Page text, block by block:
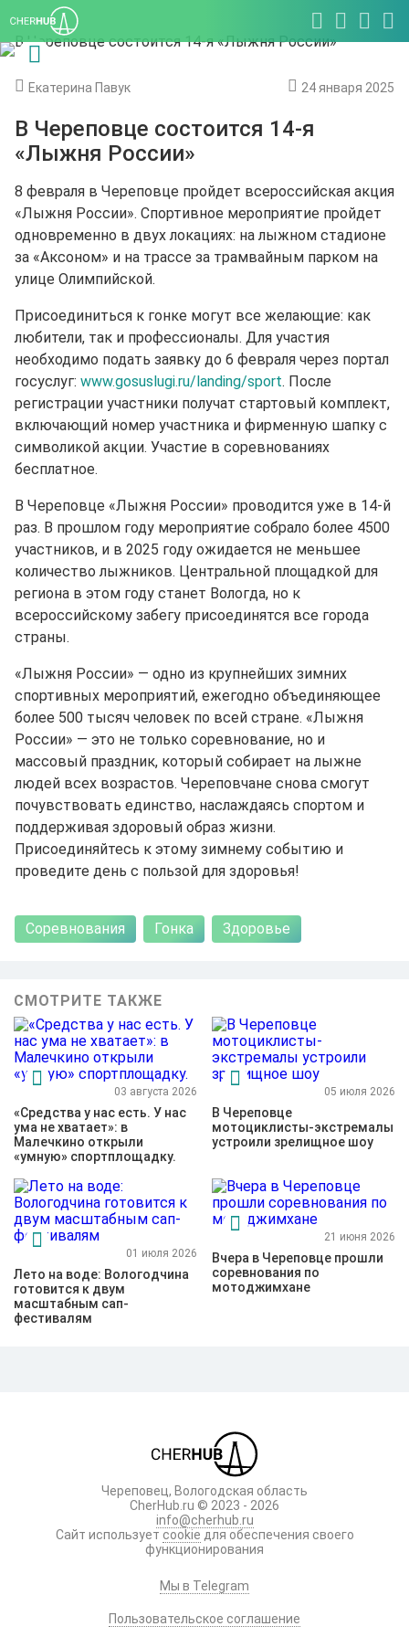
Екатерина Павук 24 января 2025
В Череповце состоится 14-я
«Лыжня России»
8 февраля в Череповце пройдет всероссийская акция
«Лыжня России». Спортивное мероприятие пройдет
одновременно в двух локациях: на лыжном стадионе
за «Аксоном» и на трассе за трамвайным парком на
улице Олимпийской.
Присоединиться к гонке могут все желающие: как
любители, так и профессионалы. Для участия
необходимо подать заявку до 6 февраля через портал
госуслуг: www.gosuslugi.ru/landing/sport. После
регистрации участники получат стартовый комплект,
включающий номер участника и фирменную шапку с
символикой акции. Участие в соревнованиях
бесплатное.
В Череповце «Лыжня России» проводится уже в 14-й
раз. В прошлом году мероприятие собрало более 4500
участников, и в 2025 году ожидается не меньшее
количество лыжников. Центральной площадкой для
региона в этом году станет Вологда, но к
всероссийскому забегу присоединятся все города
страны.
«Лыжня России» — одно из крупнейших зимних
спортивных мероприятий, ежегодно объединяющее
более 500 тысяч человек по всей стране. «Лыжня
России» — это не только соревнование, но и
массовый праздник, который собирает на лыжне
людей всех возрастов. Череповчане снова смогут
почувствовать единство, наслаждаясь спортом и
поддерживая здоровый образ жизни.
Присоединяйтесь к этому зимнему событию и
проведите день с пользой для здоровья!
Соревнования Гонка Здоровье
СМОТРИТЕ ТАКЖЕ
03 августа 2026
«Средства у нас есть. У нас
ума не хватает»: в
Малечкино открыли
«умную» спортплощадку.
05 июля 2026
В Череповце
мотоциклисты-экстремалы
устроили зрелищное шоу
01 июля 2026
Лето на воде: Вологодчина
готовится к двум
масштабным сап-
фестивалям
21 июня 2026
Вчера в Череповце прошли
соревнования по
мотоджимхане
Череповец, Вологодская область
CherHub.ru © 2023 - 2026
info@cherhub.ru
Сайт использует cookie для обеспечения своего
функционирования
Мы в Telegram
Пользовательское соглашение